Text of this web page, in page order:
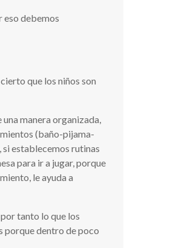
eso debemos
que los niños son
manera organizada,
(baño-pijama-
establecemos rutinas
para ir a jugar, porque
le ayuda a
tanto lo que los
porque dentro de poco